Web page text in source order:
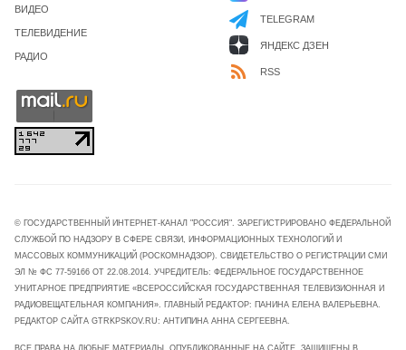
ВИДЕО
ТЕЛЕВИДЕНИЕ
РАДИО
TELEGRAM
ЯНДЕКС ДЗЕН
RSS
© ГОСУДАРСТВЕННЫЙ ИНТЕРНЕТ-КАНАЛ "РОССИЯ". ЗАРЕГИСТРИРОВАНО ФЕДЕРАЛЬНОЙ
СЛУЖБОЙ ПО НАДЗОРУ В СФЕРЕ СВЯЗИ, ИНФОРМАЦИОННЫХ ТЕХНОЛОГИЙ И
МАССОВЫХ КОММУНИКАЦИЙ (РОСКОМНАДЗОР). СВИДЕТЕЛЬСТВО О РЕГИСТРАЦИИ СМИ
ЭЛ № ФС 77-59166 ОТ 22.08.2014. УЧРЕДИТЕЛЬ: ФЕДЕРАЛЬНОЕ ГОСУДАРСТВЕННОЕ
УНИТАРНОЕ ПРЕДПРИЯТИЕ «ВСЕРОССИЙСКАЯ ГОСУДАРСТВЕННАЯ ТЕЛЕВИЗИОННАЯ И
РАДИОВЕЩАТЕЛЬНАЯ КОМПАНИЯ». ГЛАВНЫЙ РЕДАКТОР: ПАНИНА ЕЛЕНА ВАЛЕРЬЕВНА.
РЕДАКТОР САЙТА GTRKPSKOV.RU: АНТИПИНА АННА СЕРГЕЕВНА.
ВСЕ ПРАВА НА ЛЮБЫЕ МАТЕРИАЛЫ, ОПУБЛИКОВАННЫЕ НА САЙТЕ, ЗАЩИЩЕНЫ В